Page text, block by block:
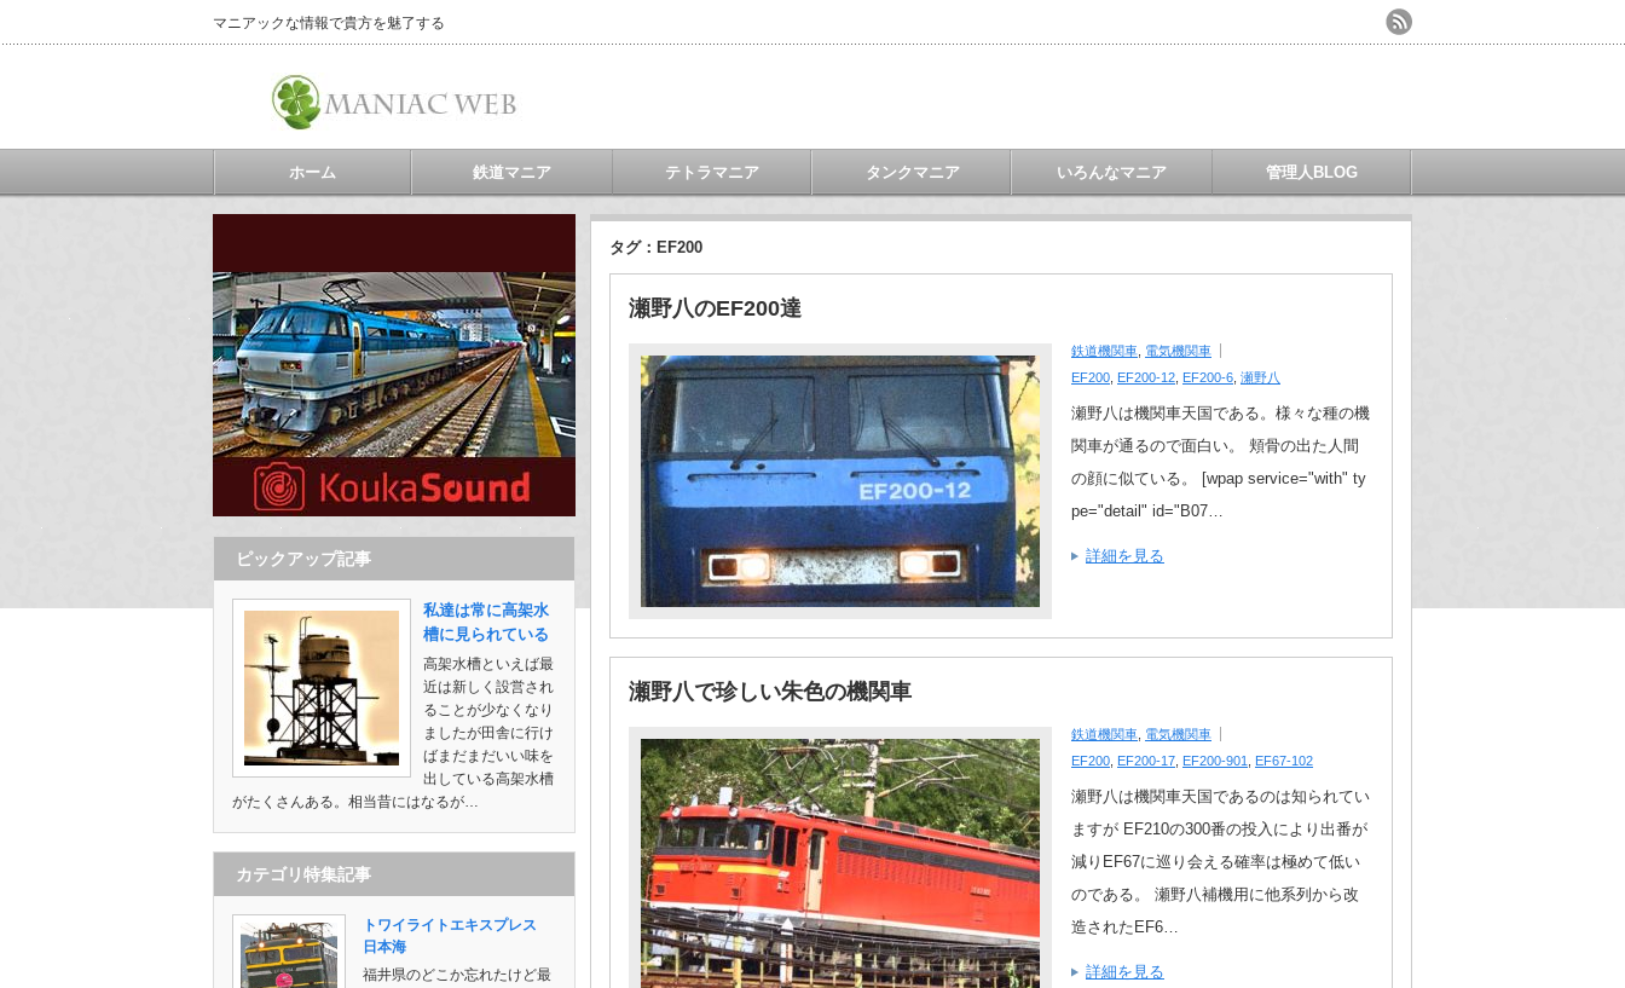
マニアックな情報で貴方を魅了する
ホーム 鉄道マニア テトラマニア タンクマニア いろんなマニア 管理人BLOG
タグ：EF200
瀬野八のEF200達
鉄道機関車 電気機関車
EF200 EF200-12 EF200-6 瀬野八
瀬野八は機関車天国である。様々な種の機
関車が通るので面白い。 頬骨の出た人間
の顔に似ている。 [wpap service="with" ty
pe="detail" id="B07…
詳細を見る
瀬野八で珍しい朱色の機関車
鉄道機関車 電気機関車
EF200 EF200-17 EF200-901 EF67-102
瀬野八は機関車天国であるのは知られてい
ますが EF210の300番の投入により出番が
減りEF67に巡り会える確率は極めて低い
のである。 瀬野八補機用に他系列から改
造されたEF6…
詳細を見る
ピックアップ記事
私達は常に高架水
槽に見られている
高架水槽といえば最
近は新しく設営され
ることが少なくなり
ましたが田舎に行け
ばまだまだいい味を
出している高架水槽
がたくさんある。相当昔にはなるが…
カテゴリ特集記事
トワイライトエキスプレス
日本海
福井県のどこか忘れたけど最